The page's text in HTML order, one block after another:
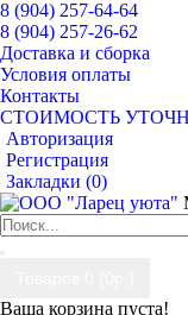
8 (904) 257-64-64
8 (904) 257-26-62
Доставка и сборка
Условия оплаты
Контакты
СТОИМОСТЬ
Авторизация
Регистрация
Закладки (0)
Ваша корзина пуста!